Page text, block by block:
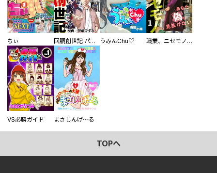
ちぃ 回胴創世記 パチスロを創った男達 うみんChu♡ 職業、ニセモノ～あなたに偽は見抜けない【電子単行本版】
VS必勝ガイド まさしんげ～る
TOPへ